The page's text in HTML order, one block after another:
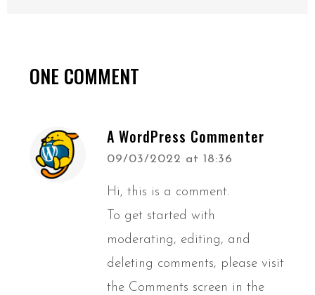
ONE COMMENT
A WordPress Commenter
09/03/2022 at 18:36
Hi, this is a comment.
To get started with
moderating, editing, and
deleting comments, please visit
the Comments screen in the